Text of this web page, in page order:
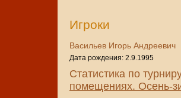
Игроки
Васильев Игорь Андреевич
Дата рождения: 2.9.1995
Статистика по
помещениях. Осень-